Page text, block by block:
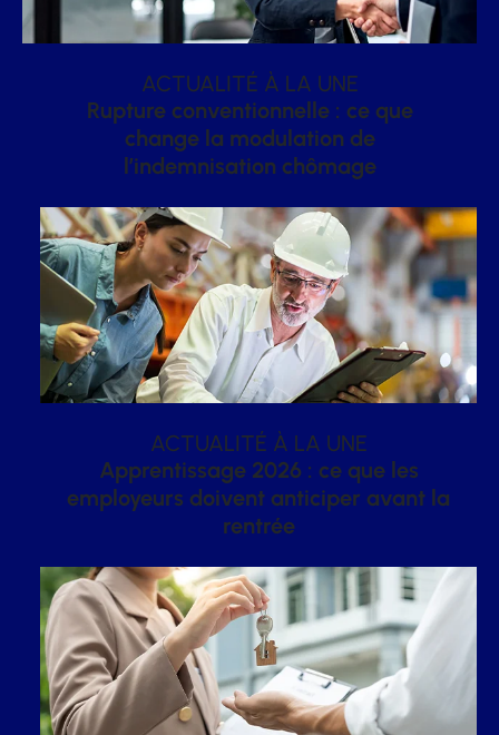
ACTUALITÉ À LA UNE
Rupture conventionnelle : ce que
change la modulation de
l’indemnisation chômage
ACTUALITÉ À LA UNE
Apprentissage 2026 : ce que les
employeurs doivent anticiper avant la
rentrée